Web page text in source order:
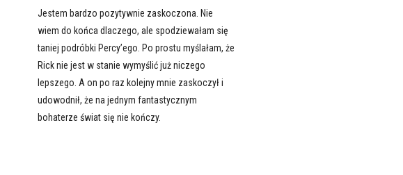
Jestem bardzo pozytywnie zaskoczona. Nie
wiem do końca dlaczego, ale spodziewałam się
taniej podróbki Percy’ego. Po prostu myślałam, że
Rick nie jest w stanie wymyślić już niczego
lepszego. A on po raz kolejny mnie zaskoczył i
udowodnił, że na jednym fantastycznym
bohaterze świat się nie kończy.